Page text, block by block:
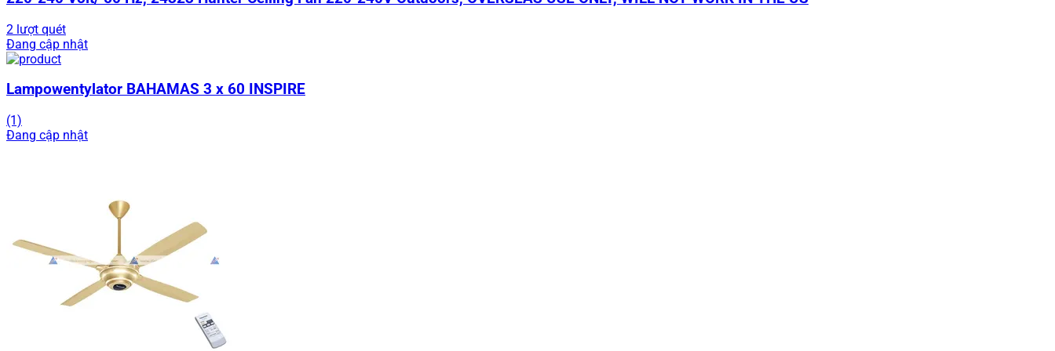
2 lượt quét
Đang cập nhật
Lampowentylator BAHAMAS 3 x 60 INSPIRE
(1)
Đang cập nhật